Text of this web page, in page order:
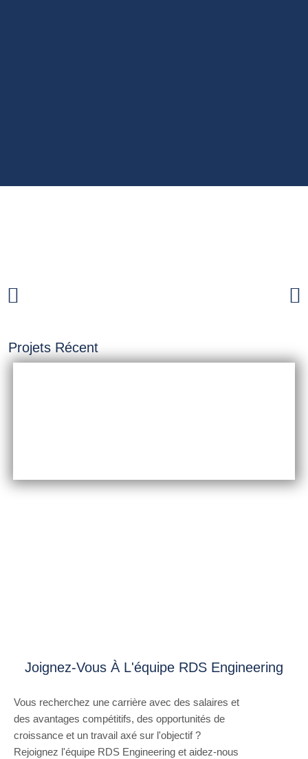
Projets Récent
Joignez-Vous À L'équipe RDS Engineering
Vous recherchez une carrière avec des salaires et
des avantages compétitifs, des opportunités de
croissance et un travail axé sur l'objectif ?
Rejoignez l'équipe RDS Engineering et aidez-nous